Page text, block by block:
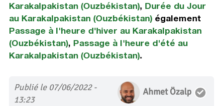
Karakalpakistan (Ouzbékistan), Durée du Jour
au Karakalpakistan (Ouzbékistan)également
Passage à l'heure d'hiver au Karakalpakistan
(Ouzbékistan), Passage à l'heure d'été au
Karakalpakistan (Ouzbékistan).
Publié le 07/06/2022 -
13:23
Ahmet Özalp